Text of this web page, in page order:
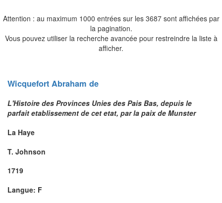
Attention : au maximum 1000 entrées sur les 3687 sont affichées par
la pagination.
Vous pouvez utiliser la recherche avancée pour restreindre la liste à
afficher.
Wicquefort Abraham de
L'Histoire des Provinces Unies des Pais Bas, depuis le
parfait etablissement de cet etat, par la paix de Munster
La Haye
T. Johnson
1719
Langue: F